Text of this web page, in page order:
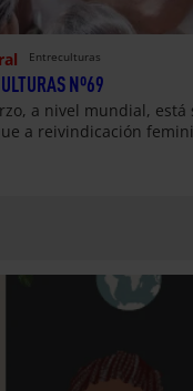
Entreculturas
Nº69
a nivel mundial,
a reivindicación